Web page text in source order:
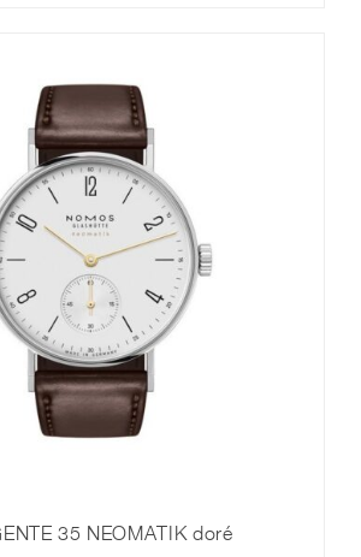
35 NEOMATIK doré